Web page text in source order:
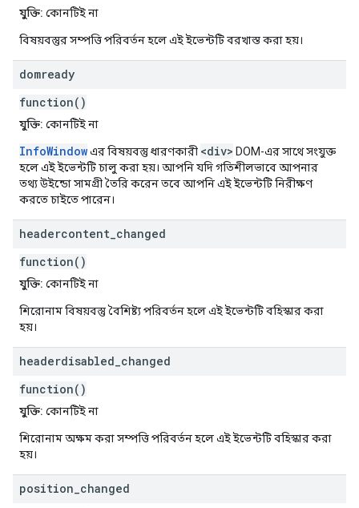
যুক্তি: কোনটিই না
বিষয়বস্তুর সম্পত্তি পরিবর্তন হলে এই ইভেন্টটি বরখাস্ত করা হয়।
domready
function()
যুক্তি: কোনটিই না
InfoWindowএর বিষয়বস্তু ধারণকারী <div> DOM-এর সাথে সংযুক্ত
হলে এই ইভেন্টটি চালু করা হয়। আপনি যদি গতিশীলভাবে আপনার
তথ্য উইন্ডো সামগ্রী তৈরি করেন তবে আপনি এই ইভেন্টটি নিরীক্ষণ
করতে চাইতে পারেন।
headercontent changed
function()
যুক্তি: কোনটিই না
শিরোনাম বিষয়বস্তু বৈশিষ্ট্য পরিবর্তন হলে এই ইভেন্টটি বহিস্কার করা
হয়।
headerdisabled changed
function()
যুক্তি: কোনটিই না
শিরোনাম অক্ষম করা সম্পত্তি পরিবর্তন হলে এই ইভেন্টটি বহিস্কার করা
হয়।
position changed